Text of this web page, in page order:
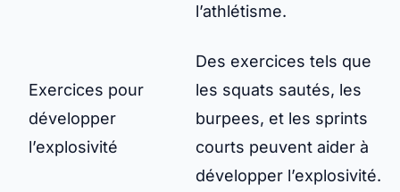
l’athlétisme.
Exercices pour
développer
l’explosivité
Des exercices tels que
les squats sautés, les
burpees, et les sprints
courts peuvent aider à
développer l’explosivité.